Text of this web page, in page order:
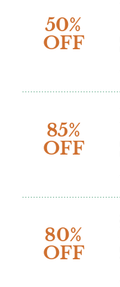
50%
OFF
85%
OFF
80%
OFF